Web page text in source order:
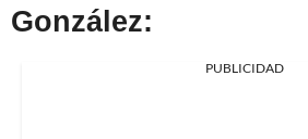
González:
PUBLICIDAD